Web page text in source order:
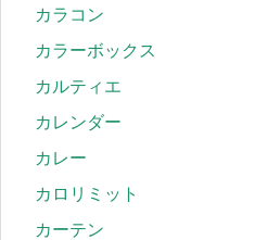
カラコン
カラーボックス
カルティエ
カレンダー
カレー
カロリミット
カーテン